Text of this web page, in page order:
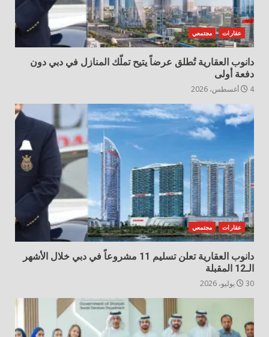
عقارات مجتمعي
دانوب العقارية تُطلق عرضاً يتيح تملّك المنازل في دبي دون
دفعة أولى
4 أغسطس، 2026
عقارات مجتمعي
دانوب العقارية تعلن تسليم 11 مشروعاً في دبي خلال الأشهر
الـ12 المقبلة
30 يوليو، 2026